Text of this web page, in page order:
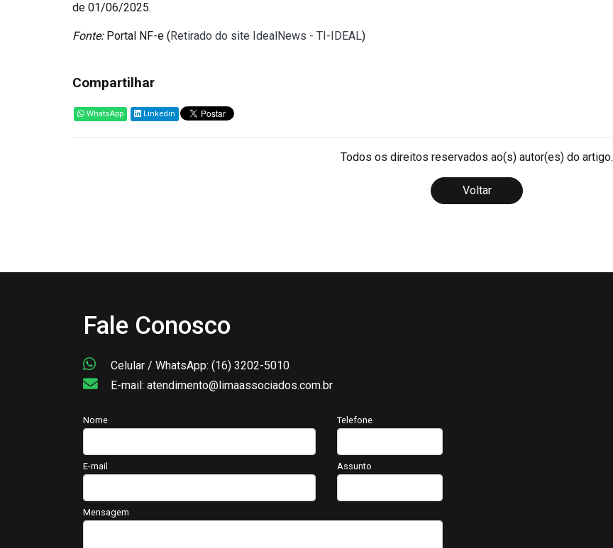
de 01/06/2025.
Fonte:Portal NF-e (Retirado do site IdealNews - TI-IDEAL)
Compartilhar
WhatsApp Linkedin
Todos os direitos reservados ao(s) autor(es) do artigo.
Voltar
Fale Conosco
Celular / WhatsApp: (16) 3202-5010
E-mail: atendimento@limaassociados.com.br
Nome Telefone
E-mail Assunto
Mensagem